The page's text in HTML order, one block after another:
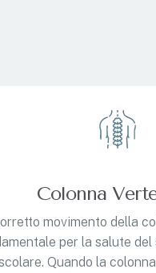
Colonna
movimento della
per la salute del
Quando la